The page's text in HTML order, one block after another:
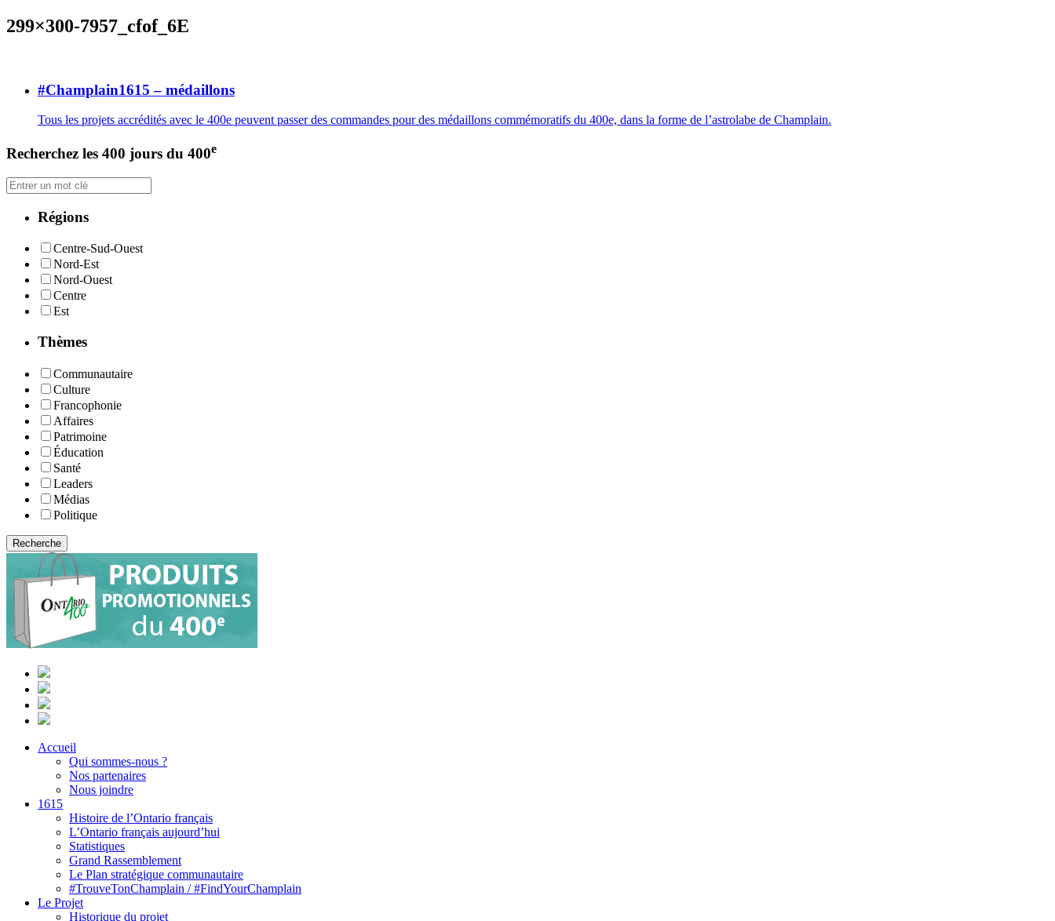
299×300-7957_cfof_6E
#Champlain1615 – médaillons
Tous les projets accrédités avec le 400e peuvent passer des commandes pour des médaillons commémoratifs du 400e, dans la forme de l’astrolabe de Champlain.
Recherchez les 400 jours du 400e
Régions
Centre-Sud-Ouest
Nord-Est
Nord-Ouest
Centre
Est
Thèmes
Communautaire
Culture
Francophonie
Affaires
Patrimoine
Éducation
Santé
Leaders
Médias
Politique
Accueil
Qui sommes-nous ?
Nos partenaires
Nous joindre
1615
Histoire de l’Ontario français
L’Ontario français aujourd’hui
Statistiques
Grand Rassemblement
Le Plan stratégique communautaire
#TrouveTonChamplain / #FindYourChamplain
Le Projet
Historique du projet